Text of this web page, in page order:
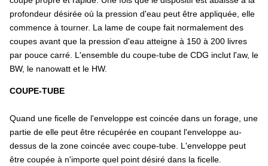
profondeur désirée où la pression d'eau peut être appliquée, elle
commence à tourner. La lame de coupe fait normalement des
coupes avant que la pression d'eau atteigne à 150 à 200 livres
par pouce carré. L'ensemble du coupe-tube de CDG inclut l'aw, le
BW, le nanowatt et le HW.
COUPE-TUBE
Quand une ficelle de l'enveloppe est coincée dans un forage, une
partie de elle peut être récupérée en coupant l'enveloppe au-
dessus de la zone coincée avec coupe-tube. L'enveloppe peut
être coupée à n'importe quel point désiré dans la ficelle.